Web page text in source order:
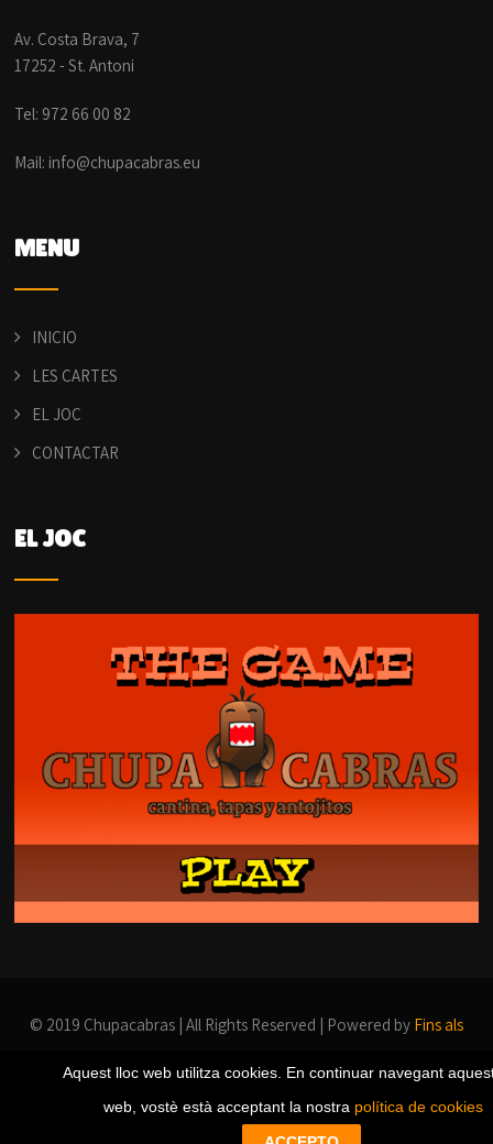
Av. Costa Brava, 7
17252 - St. Antoni
Tel: 972 66 00 82
Mail: info@chupacabras.eu
MENU
INICIO
LES CARTES
EL JOC
CONTACTAR
EL JOC
© 2019 Chupacabras | All Rights Reserved | Powered by Fins als
webs
Aquest lloc web utilitza cookies. En continuar navegant
web, vostè està acceptant la nostra política de cookies